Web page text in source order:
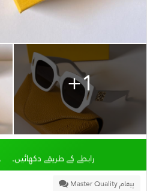
+1
رابطے کے طریقے دکھائیں۔
پیغام Master Quality